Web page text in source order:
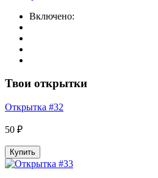
Включено:
Твои открытки
Открытка #32
50 ₽
Купить